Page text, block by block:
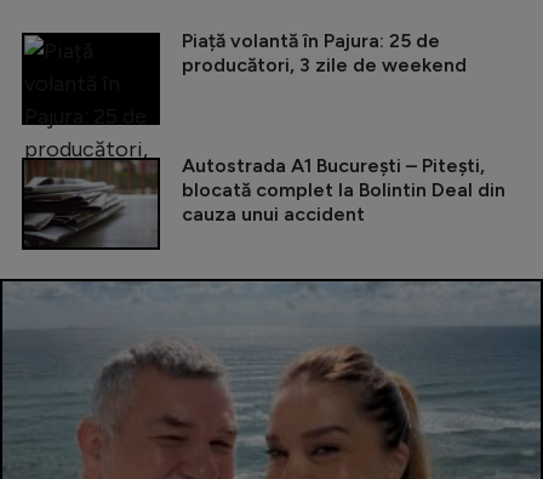
Piață volantă în Pajura: 25 de
producători, 3 zile de weekend
Autostrada A1 București – Pitești,
blocată complet la Bolintin Deal din
cauza unui accident